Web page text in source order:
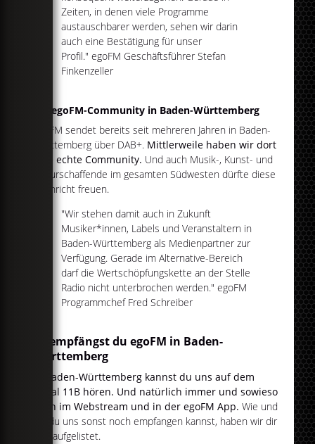
Zeiten, in denen viele Programme
austauschbarer werden, sehen wir darin
auch eine Bestätigung für unser
Profil." egoFM Geschäftsführer Stefan
Finkenzeller
Die egoFM-Community in Baden-Württemberg
egoFM sendet bereits seit mehreren Jahren in Baden-
Württemberg über DAB+. Mittlerweile haben wir dort
eine echte Community. Und auch Musik-, Kunst- und
Kulturschaffende im gesamten Südwesten dürfte diese
Nachricht freuen.
"Wir stehen damit auch in Zukunft
Musiker*innen, Labels und Veranstaltern in
Baden-Württemberg als Medienpartner zur
Verfügung. Gerade im Alternative-Bereich
darf die Wertschöpfungskette an der Stelle
Radio nicht unterbrochen werden." egoFM
Programmchef Fred Schreiber
So empfängst du egoFM in Baden-
Württemberg
In Baden-Württemberg kannst du uns auf dem
Kanal 11B hören. Und natürlich immer und sowieso
auch im Webstream und in der egoFM App. Wie und
wo du uns sonst noch empfangen kannst, haben wir dir
aufgelistet.